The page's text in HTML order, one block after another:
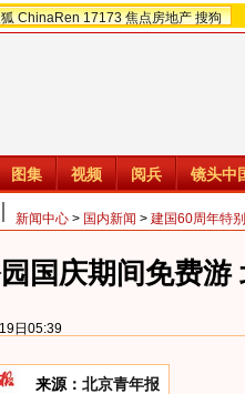
ChinaRen 17173 焦点房地产 搜狗
图集 视频 阅兵 镜头中
新闻中心 > 国内新闻 > 建国60周年特
国庆期间免费
日05:39
来源： 北京青年报